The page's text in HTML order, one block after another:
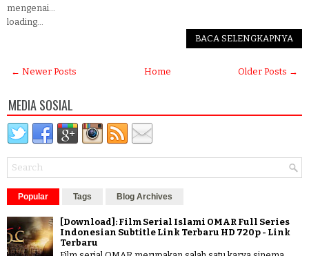
mengenai...
loading...
BACA SELENGKAPNYA
← Newer Posts Older Posts →
Home
MEDIA SOSIAL
Popular Tags Blog Archives
[Download]: Film Serial Islami OMAR Full Series
Indonesian Subtitle Link Terbaru HD 720p - Link
Terbaru